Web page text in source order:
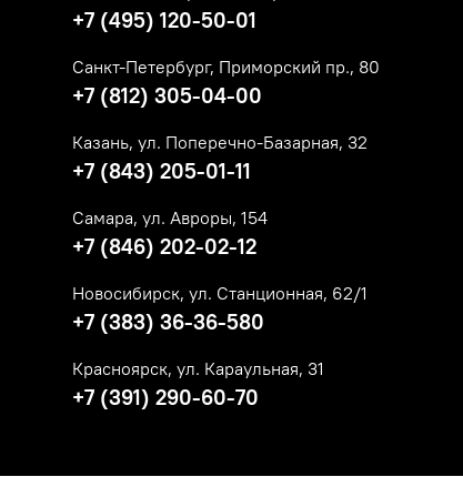
+7 (495) 120-50-01
Санкт-Петербург, Приморский пр., 80
+7 (812) 305-04-00
Казань, ул. Поперечно-Базарная, 32
+7 (843) 205-01-11
Самара, ул. Авроры, 154
+7 (846) 202-02-12
Новосибирск, ул. Станционная, 62/1
+7 (383) 36-36-580
Красноярск, ул. Караульная, 31
+7 (391) 290-60-70